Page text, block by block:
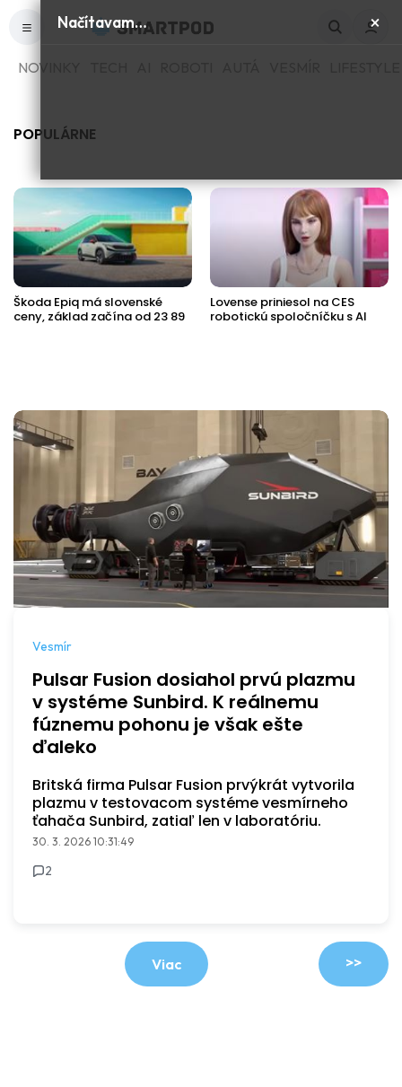
Načítavam… ×
NOVINKY
POPULÁRNE
Škoda Epiq má slovenské
ceny, základ začína od 23 89
Lovense priniesol na CES
robotickú spoločníčku s AI
Vesmír
Pulsar Fusion dosiahol prvú plazmu
v systéme Sunbird. K reálnemu
fúznemu pohonu je však ešte
ďaleko
Britská firma Pulsar Fusion prvýkrát vytvorila
plazmu v testovacom systéme vesmírneho
ťahača Sunbird, zatiaľ len v laboratóriu.
30. 3. 2026 10:31:49
2
>>